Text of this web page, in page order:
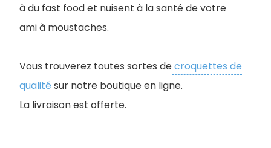
à du fast food et nuisent à la santé de votre
ami à moustaches.
Vous trouverez toutes sortes decroquettes de
qualité sur notre boutique en ligne.
La livraison est offerte.